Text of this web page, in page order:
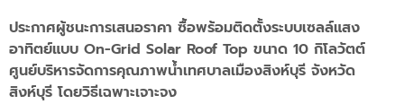
ประกาศผู้ชนะการเสนอราคา ซื้อพร้อมติดตั้งระบบเซลล์แสง
อาทิตย์แบบ On-Grid Solar Roof Top ขนาด 10 กิโลวัตต์
ศูนย์บริหารจัดการคุณภาพน้ำเทศบาลเมืองสิงห์บุรี จังหวัด
สิงห์บุรี โดยวิธีเฉพาะเจาะจง